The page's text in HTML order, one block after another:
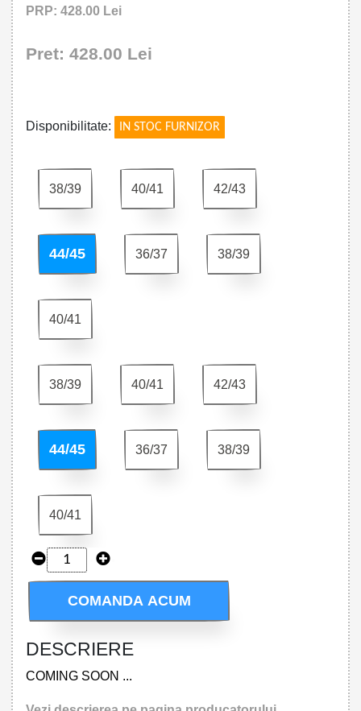
PRP: 428.00 Lei
Pret: 428.00 Lei
Disponibilitate: IN STOC FURNIZOR
38/39 40/41 42/43
44/45 36/37 38/39
40/41
38/39 40/41 42/43
44/45 36/37 38/39
40/41
COMANDA ACUM
DESCRIERE
COMING SOON ...